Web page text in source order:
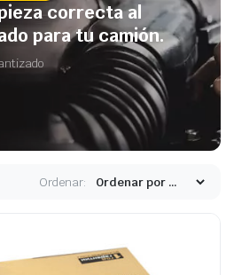
correcta al
para tu camión.
Ordenar: